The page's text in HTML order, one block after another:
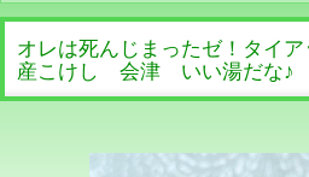
オレは死んじまったゼ！タイ
産こけし 会津 いい湯だな